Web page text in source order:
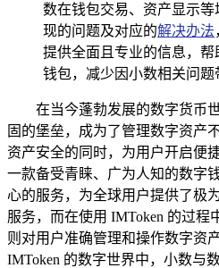
数在钱包交易、资产显示
现的问题及对应的解决办法
提供全面且专业的信息，
钱包，减少因小数相关问题
在当今蓬勃发展的数字货币
固的堡垒，成为了管理数字资产
资产安全的同时，为用户开启便
一款备受青睐、广为人知的数字
心的服务，为全球用户提供了极
服务，而在使用 IMToken 的过程
则对用户准确管理和操作数字资
IMToken 的数字世界中，小数与